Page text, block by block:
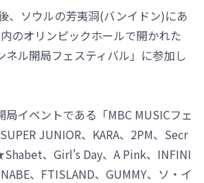
、ソウルの芳夷洞(バンイドン)にあ
のオリンピックホールで開かれた
ネル開局フェスティバル」に参加し
局イベントである「MBC MUSICフェ
JUNIOR、KARA、2PM、Secr
、Girl's Day、A Pink、INFINI
、FTISLAND、GUMMY、ソ・イ